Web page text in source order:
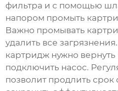
фильтра и с помощью
напором промыть
Важно промывать
удалить все
картридж нужно вернуть
подключить насос.
позволит продлить